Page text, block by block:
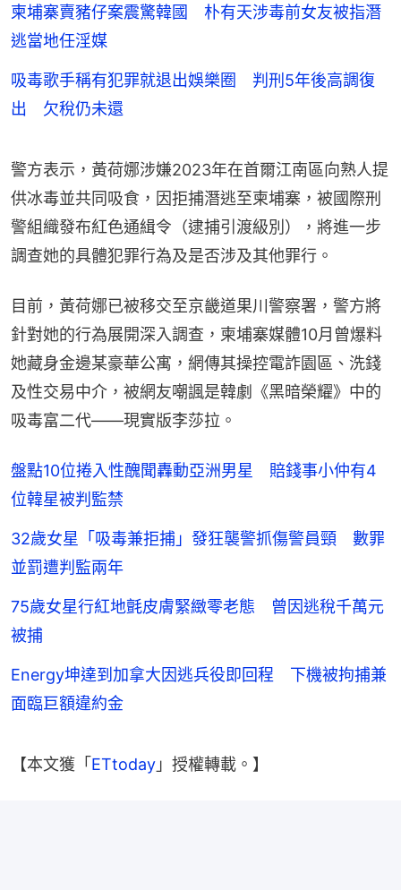
柬埔寨賣豬仔案震驚韓國 朴有天涉毒前女友被指潛
逃當地任淫媒
吸毒歌手稱有犯罪就退出娛樂圈 判刑5年後高調復
出 欠稅仍未還
警方表示，黃荷娜涉嫌2023年在首爾江南區向熟人提
供冰毒並共同吸食，因拒捕潛逃至柬埔寨，被國際刑
警組織發布紅色通緝令（逮捕引渡級別），將進一步
調查她的具體犯罪行為及是否涉及其他罪行。
目前，黃荷娜已被移交至京畿道果川警察署，警方將
針對她的行為展開深入調查，柬埔寨媒體10月曾爆料
她藏身金邊某豪華公寓，網傳其操控電詐園區、洗錢
及性交易中介，被網友嘲諷是韓劇《黑暗榮耀》中的
吸毒富二代——現實版李莎拉。
盤點10位捲入性醜聞轟動亞洲男星 賠錢事小仲有4
位韓星被判監禁
32歲女星「吸毒兼拒捕」發狂襲警抓傷警員頸 數罪
並罰遭判監兩年
75歲女星行紅地氈皮膚緊緻零老態 曾因逃稅千萬元
被捕
Energy坤達到加拿大因逃兵役即回程 下機被拘捕兼
面臨巨額違約金
【本文獲「 ETtoday 」授權轉載。】